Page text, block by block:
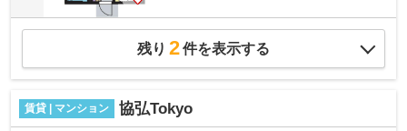
残り 2件を表示する
賃貸 | マンション 協弘Tokyo